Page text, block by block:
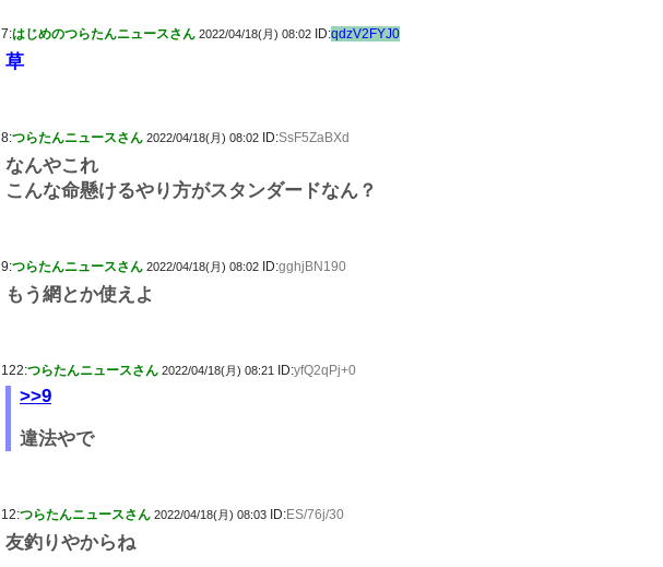
7:はじめのつらたんニュースさん 2022/04/18(月) 08:02 ID:qdzV2FYJ0
草
8:つらたんニュースさん 2022/04/18(月) 08:02 ID:SsF5ZaBXd
なんやこれ
こんな命懸けるやり方がスタンダードなん？
9:つらたんニュースさん 2022/04/18(月) 08:02 ID:gghjBN190
もう網とか使えよ
122:つらたんニュースさん 2022/04/18(月) 08:21 ID:yfQ2qPj+0
>>9
違法やで
12:つらたんニュースさん 2022/04/18(月) 08:03 ID:ES/76j/30
友釣りやからね